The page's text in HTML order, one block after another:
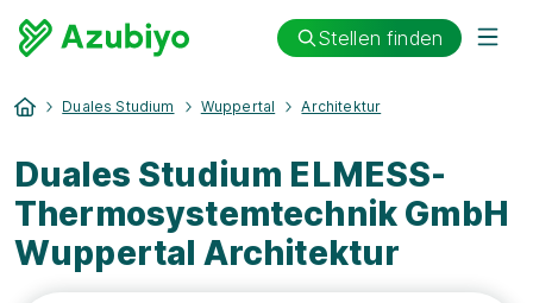
Stellen finden
Duales Studium Wuppertal Architektur
Duales Studium ELMESS-
Thermosystemtechnik GmbH
Wuppertal Architektur